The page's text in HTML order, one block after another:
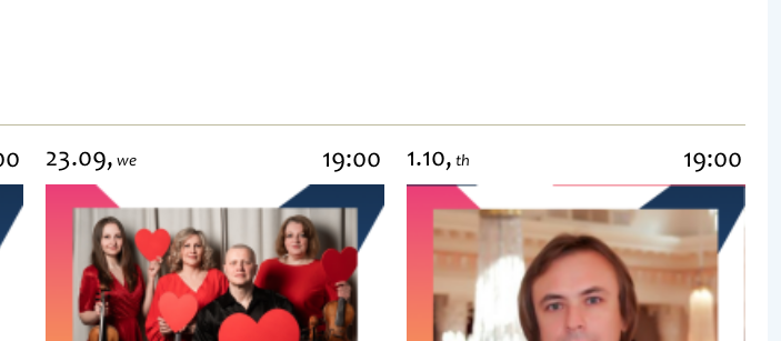
23.09, we 19:00 1.10, th 19:00